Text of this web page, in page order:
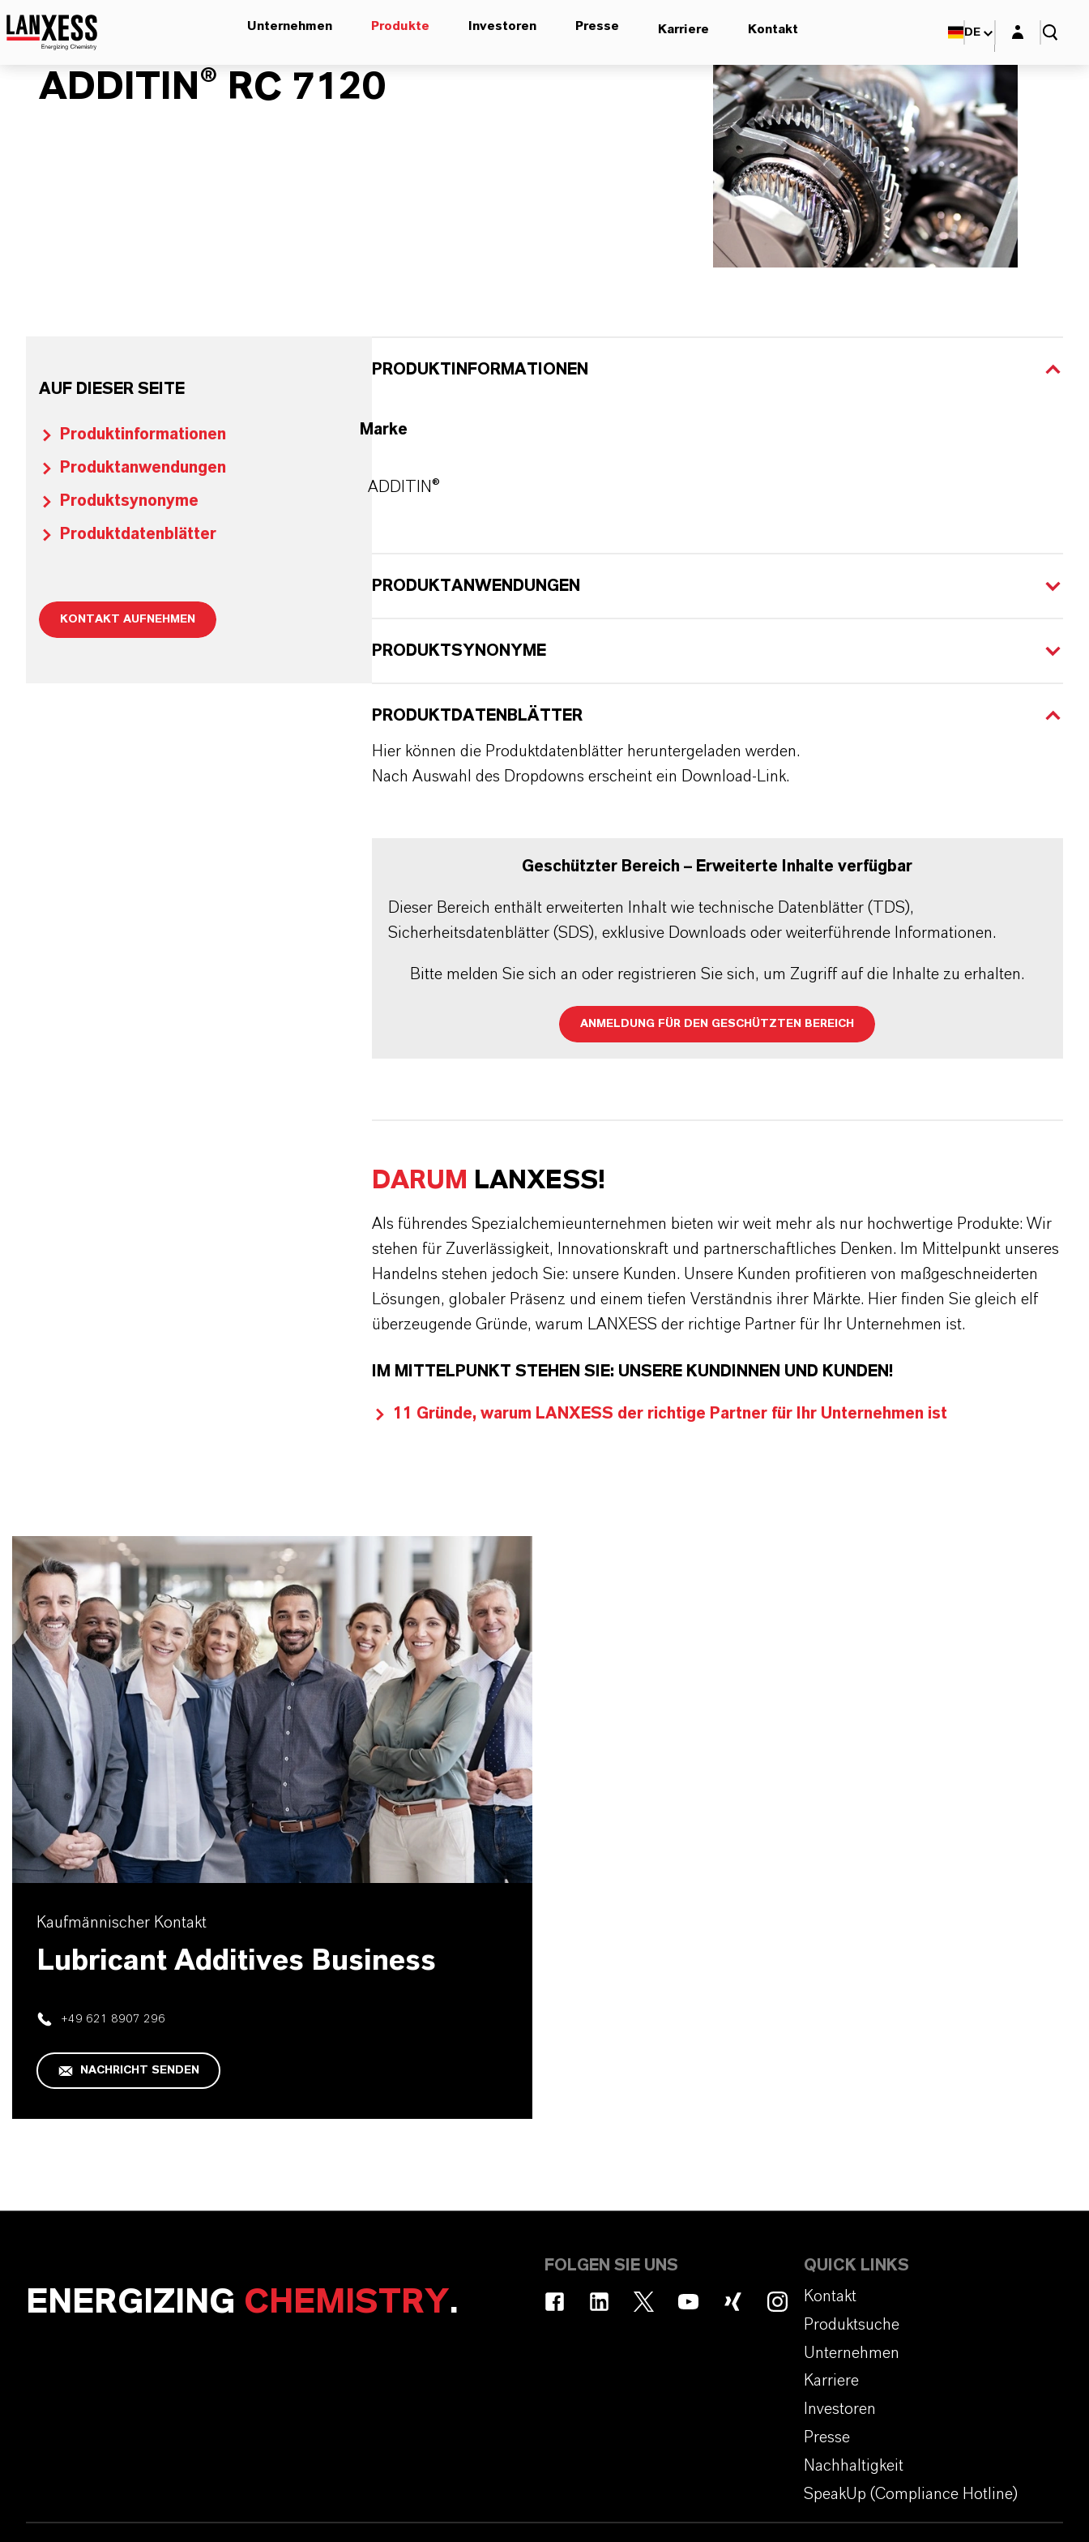
Unternehmen Produkte Investoren Presse Karriere Kontakt DE Login-Maske
ADDITIN® RC 7120
AUF DIESER SEITE
Produktinformationen
Produktanwendungen
Produktsynonyme
Produktdatenblätter
KONTAKT AUFNEHMEN
PRODUKTINFORMATIONEN
Marke
ADDITIN®
PRODUKTANWENDUNGEN
PRODUKTSYNONYME
PRODUKTDATENBLÄTTER
Hier können die Produktdatenblätter heruntergeladen werden.
Nach Auswahl des Dropdowns erscheint ein Download-Link.
Geschützter Bereich – Erweiterte Inhalte verfügbar
Dieser Bereich enthält erweiterten Inhalt wie technische Datenblätter (TDS),
Sicherheitsdatenblätter (SDS), exklusive Downloads oder weiterführende Informationen.
Bitte melden Sie sich an oder registrieren Sie sich, um Zugriff auf die Inhalte zu erhalten.
ANMELDUNG FÜR DEN GESCHÜTZTEN BEREICH
DARUM LANXESS!
Als führendes Spezialchemieunternehmen bieten wir weit mehr als nur hochwertige Produkte: Wir
stehen für Zuverlässigkeit, Innovationskraft und partnerschaftliches Denken. Im Mittelpunkt unseres
Handelns stehen jedoch Sie: unsere Kunden. Unsere Kunden profitieren von maßgeschneiderten
Lösungen, globaler Präsenz und einem tiefen Verständnis ihrer Märkte. Hier finden Sie gleich elf
überzeugende Gründe, warum LANXESS der richtige Partner für Ihr Unternehmen ist.
IM MITTELPUNKT STEHEN SIE: UNSERE KUNDINNEN UND KUNDEN!
11 Gründe, warum LANXESS der richtige Partner für Ihr Unternehmen ist
Kaufmännischer Kontakt
Lubricant Additives Business
+49 621 8907 296
NACHRICHT SENDEN
ENERGIZING CHEMISTRY.
FOLGEN SIE UNS
QUICK LINKS
Kontakt
Produktsuche
Unternehmen
Karriere
Investoren
Presse
Nachhaltigkeit
SpeakUp (Compliance Hotline)